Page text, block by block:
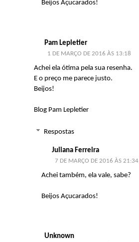
Beijos Açucarados!
Pam Lepletier
1 DE MARÇO DE 2016 ÀS 13:18
Achei ela ótima pela sua resenha.
E o preço me parece justo.
Beijos!
Blog Pam Lepletier
Respostas
Juliana Ferreira
7 DE MARÇO DE 2016 ÀS 21:34
Achei também, ela vale, sabe?
Beijos Açucarados!
Unknown